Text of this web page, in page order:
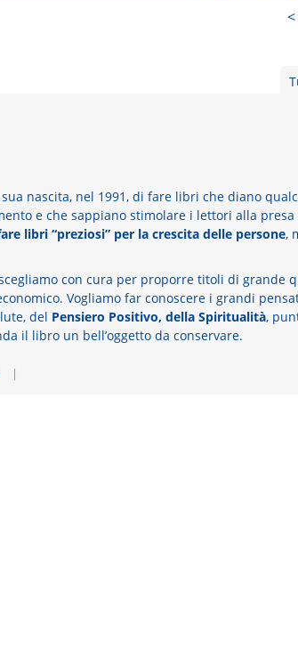
<
nascita, nel 1991, di fare libri che diano
e che sappiano stimolare i lettori alla
libri “preziosi” per la crescita delle persone,
con cura per proporre titoli di grande
Vogliamo far conoscere i grandi
del Pensiero Positivo, della Spiritualità,
il libro un bell’oggetto da conservare.